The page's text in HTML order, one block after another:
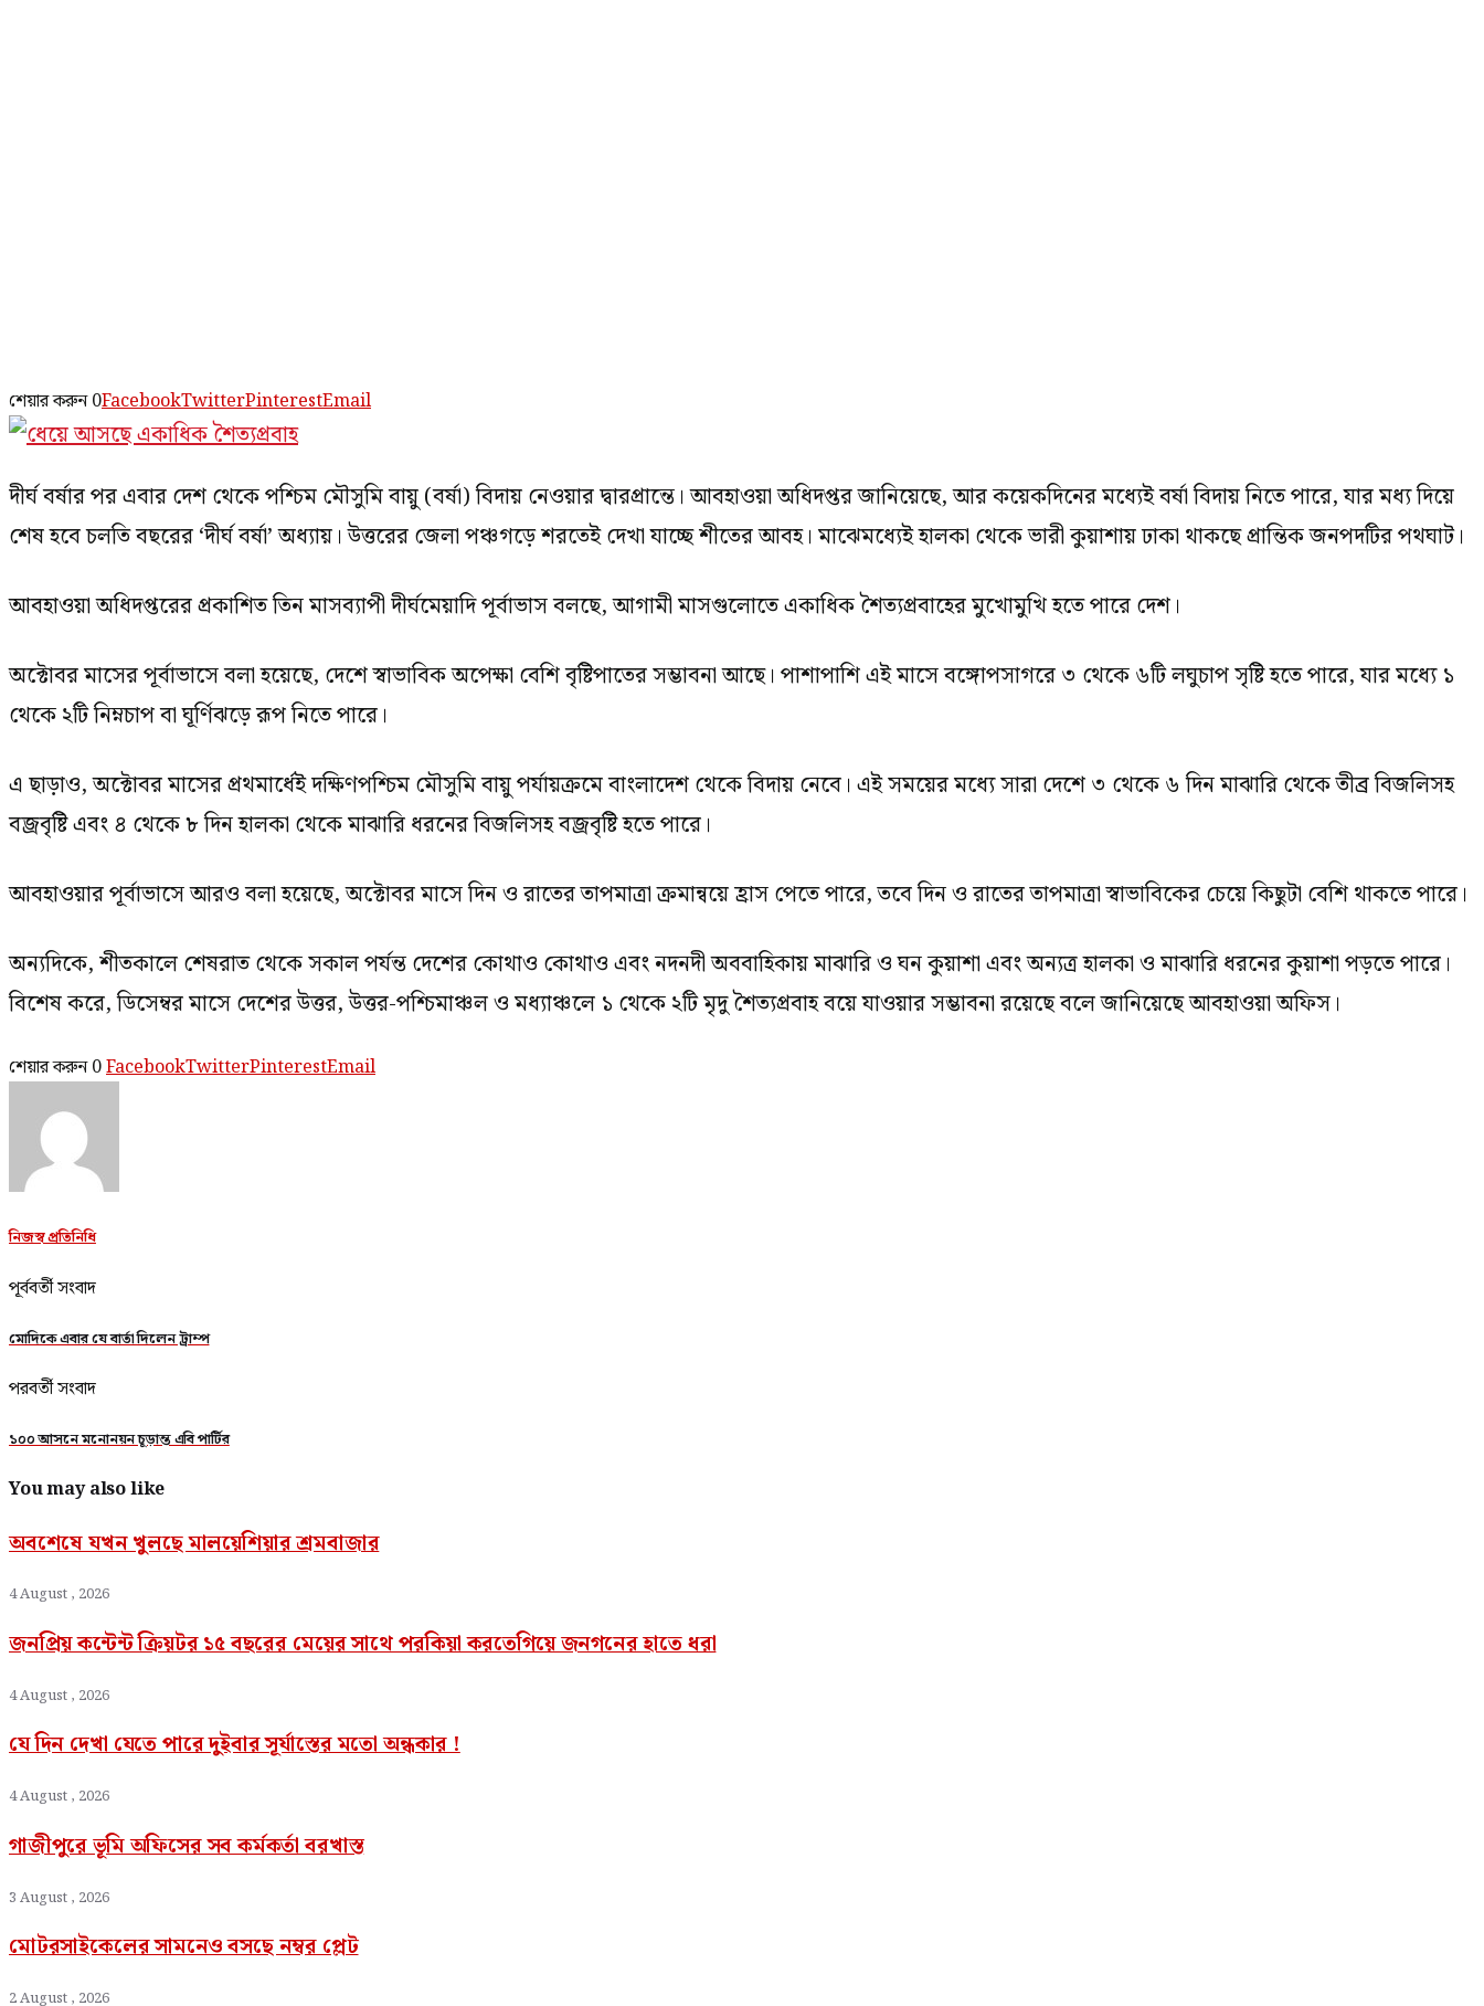
শেয়ার করুন 0FacebookTwitterPinterestEmail
দীর্ঘ বর্ষার পর এবার দেশ থেকে পশ্চিম মৌসুমি বায়ু (বর্ষা) বিদায় নেওয়ার দ্বারপ্রান্তে। আবহাওয়া অধিদপ্তর জানিয়েছে, আর কয়েকদিনের মধ্যেই বর্ষা বিদায় নিতে পারে, যার মধ্য দিয়ে
শেষ হবে চলতি বছরের ‘দীর্ঘ বর্ষা’ অধ্যায়। উত্তরের জেলা পঞ্চগড়ে শরতেই দেখা যাচ্ছে শীতের আবহ। মাঝেমধ্যেই হালকা থেকে ভারী কুয়াশায় ঢাকা থাকছে প্রান্তিক জনপদটির পথঘাট।
আবহাওয়া অধিদপ্তরের প্রকাশিত তিন মাসব্যাপী দীর্ঘমেয়াদি পূর্বাভাস বলছে, আগামী মাসগুলোতে একাধিক শৈত্যপ্রবাহের মুখোমুখি হতে পারে দেশ।
অক্টোবর মাসের পূর্বাভাসে বলা হয়েছে, দেশে স্বাভাবিক অপেক্ষা বেশি বৃষ্টিপাতের সম্ভাবনা আছে। পাশাপাশি এই মাসে বঙ্গোপসাগরে ৩ থেকে ৬টি লঘুচাপ সৃষ্টি হতে পারে, যার মধ্যে ১
থেকে ২টি নিম্নচাপ বা ঘূর্ণিঝড়ে রূপ নিতে পারে।
এ ছাড়াও, অক্টোবর মাসের প্রথমার্ধেই দক্ষিণপশ্চিম মৌসুমি বায়ু পর্যায়ক্রমে বাংলাদেশ থেকে বিদায় নেবে। এই সময়ের মধ্যে সারা দেশে ৩ থেকে ৬ দিন মাঝারি থেকে তীব্র বিজলিসহ
বজ্রবৃষ্টি এবং ৪ থেকে ৮ দিন হালকা থেকে মাঝারি ধরনের বিজলিসহ বজ্রবৃষ্টি হতে পারে।
আবহাওয়ার পূর্বাভাসে আরও বলা হয়েছে, অক্টোবর মাসে দিন ও রাতের তাপমাত্রা ক্রমান্বয়ে হ্রাস পেতে পারে, তবে দিন ও রাতের তাপমাত্রা স্বাভাবিকের চেয়ে কিছুটা বেশি থাকতে পারে।
অন্যদিকে, শীতকালে শেষরাত থেকে সকাল পর্যন্ত দেশের কোথাও কোথাও এবং নদনদী অববাহিকায় মাঝারি ও ঘন কুয়াশা এবং অন্যত্র হালকা ও মাঝারি ধরনের কুয়াশা পড়তে পারে।
বিশেষ করে, ডিসেম্বর মাসে দেশের উত্তর, উত্তর-পশ্চিমাঞ্চল ও মধ্যাঞ্চলে ১ থেকে ২টি মৃদু শৈত্যপ্রবাহ বয়ে যাওয়ার সম্ভাবনা রয়েছে বলে জানিয়েছে আবহাওয়া অফিস।
শেয়ার করুন 0FacebookTwitterPinterestEmail
নিজস্ব প্রতিনিধি
পূর্ববর্তী সংবাদ
মোদিকে এবার যে বার্তা দিলেন ট্রাম্প
পরবর্তী সংবাদ
১০০ আসনে মনোনয়ন চূড়ান্ত এবি পার্টির
You may also like
অবশেষে যখন খুলছে মালয়েশিয়ার শ্রমবাজার
4 August , 2026
জনপ্রিয় কন্টেন্ট ক্রিয়টর ১৫ বছরের মেয়ের সাথে পরকিয়া করতেগিয়ে জনগনের হাতে ধরা
4 August , 2026
যে দিন দেখা যেতে পারে দুইবার সূর্যাস্তের মতো অন্ধকার !
4 August , 2026
গাজীপুরে ভূমি অফিসের সব কর্মকর্তা বরখাস্ত
3 August , 2026
মোটরসাইকেলের সামনেও বসছে নম্বর প্লেট
2 August , 2026